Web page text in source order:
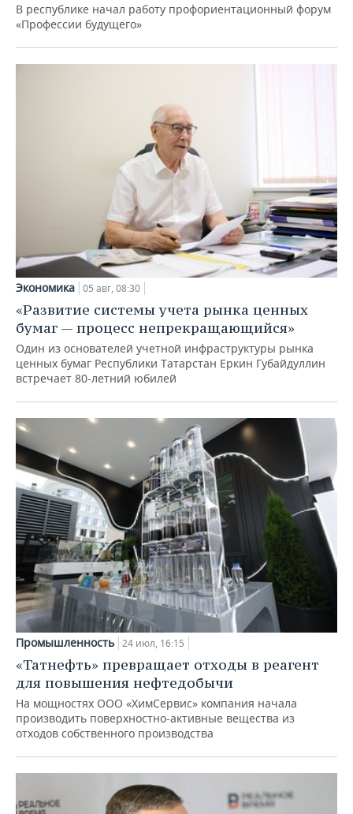
В республике начал работу профориентационный форум
«Профессии будущего»
Экономика 05 авг, 08:30
«Развитие системы учета рынка ценных
бумаг — процесс непрекращающийся»
Один из основателей учетной инфраструктуры рынка
ценных бумаг Республики Татарстан Еркин Губайдуллин
встречает 80-летний юбилей
Промышленность 24 июл, 16:15
«Татнефть» превращает отходы в реагент
для повышения нефтедобычи
На мощностях ООО «ХимСервис» компания начала
производить поверхностно-активные вещества из
отходов собственного производства